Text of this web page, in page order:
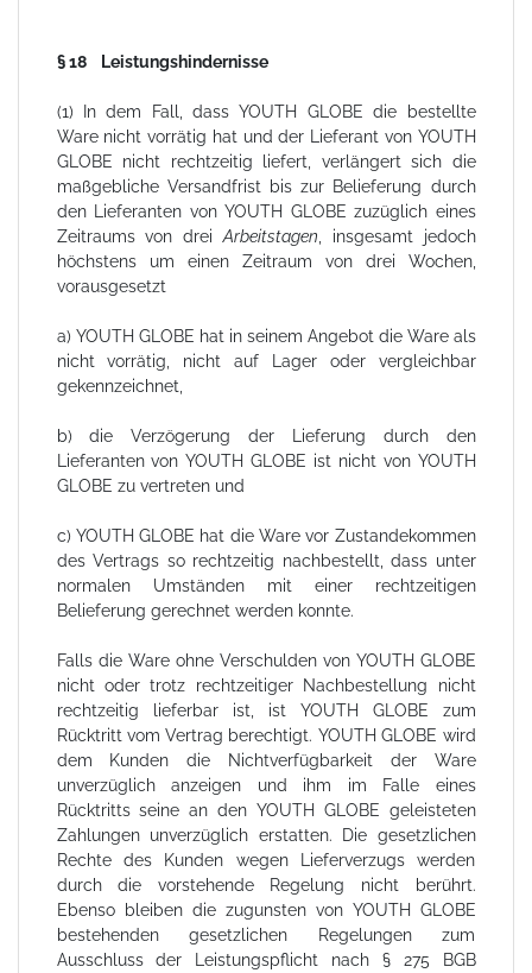
§ 18 Leistungshindernisse
(1) In dem Fall, dass YOUTH GLOBE die bestellte
Ware nicht vorrätig hat und der Lieferant von YOUTH
GLOBE nicht rechtzeitig liefert, verlängert sich die
maßgebliche Versandfrist bis zur Belieferung durch
den Lieferanten von YOUTH GLOBE zuzüglich eines
Zeitraums von dreiArbeitstagen , insgesamt jedoch
höchstens um einen Zeitraum von drei Wochen,
vorausgesetzt
a) YOUTH GLOBE hat in seinem Angebot die Ware als
nicht vorrätig, nicht auf Lager oder vergleichbar
gekennzeichnet,
b) die Verzögerung der Lieferung durch den
Lieferanten von YOUTH GLOBE ist nicht von YOUTH
GLOBE zu vertreten und
c) YOUTH GLOBE hat die Ware vor Zustandekommen
des Vertrags so rechtzeitig nachbestellt, dass unter
normalen Umständen mit einer rechtzeitigen
Belieferung gerechnet werden konnte.
Falls die Ware ohne Verschulden von YOUTH GLOBE
nicht oder trotz rechtzeitiger Nachbestellung nicht
rechtzeitig lieferbar ist, ist YOUTH GLOBE zum
Rücktritt vom Vertrag berechtigt. YOUTH GLOBE wird
dem Kunden die Nichtverfügbarkeit der Ware
unverzüglich anzeigen und ihm im Falle eines
Rücktritts seine an den YOUTH GLOBE geleisteten
Zahlungen unverzüglich erstatten. Die gesetzlichen
Rechte des Kunden wegen Lieferverzugs werden
durch die vorstehende Regelung nicht berührt.
Ebenso bleiben die zugunsten von YOUTH GLOBE
bestehenden gesetzlichen Regelungen zum
Ausschluss der Leistungspflicht nach § 275 BGB